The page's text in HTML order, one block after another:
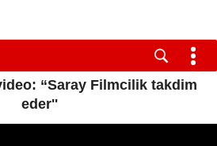
“Saray Filmcilik takdim
eder''